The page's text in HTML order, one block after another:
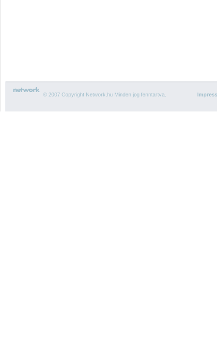
© 2007 Copyright Network.hu Minden jog fenntartva.